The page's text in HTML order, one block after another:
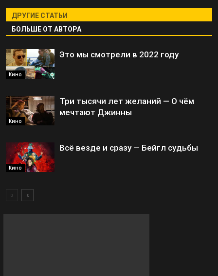
ДРУГИЕ СТАТЬИ
БОЛЬШЕ ОТ АВТОРА
Кино
Это мы смотрели в 2022 году
Кино
Три тысячи лет желаний — О чём
мечтают Джинны
Кино
Всё везде и сразу — Бейгл судьбы